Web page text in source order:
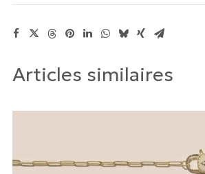
Articles similaires